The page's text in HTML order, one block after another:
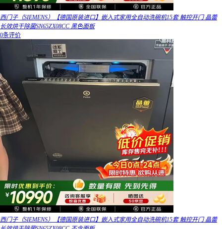
西门子（SIEMENS）【德国原装进口】嵌入式家用全自动洗碗机15套 触控开门 晶蕾
长效烘干除菌SN65ZX08CC 黑色面板
0条评价
西门子（SIEMENS）【德国原装进口】嵌入式家用全自动洗碗机15套 触控开门 晶蕾